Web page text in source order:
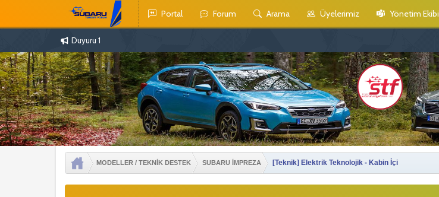
Portal Forum Arama Üyelerimiz Yönetim Ekibi
Duyuru 1
MODELLER / TEKNİK DESTEK SUBARU İMPREZA [Teknik] Elektrik Teknolojik - Kabin İçi